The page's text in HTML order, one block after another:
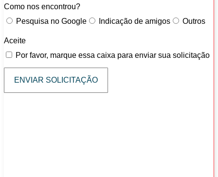
Como nos encontrou?
Pesquisa no Google
Indicação de amigos Outros
Aceite
Por favor, marque essa caixa para enviar sua solicitação
ENVIAR SOLICITAÇÃO